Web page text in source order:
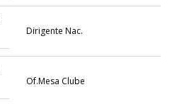
Dirigente Nac.
Of.Mesa Clube